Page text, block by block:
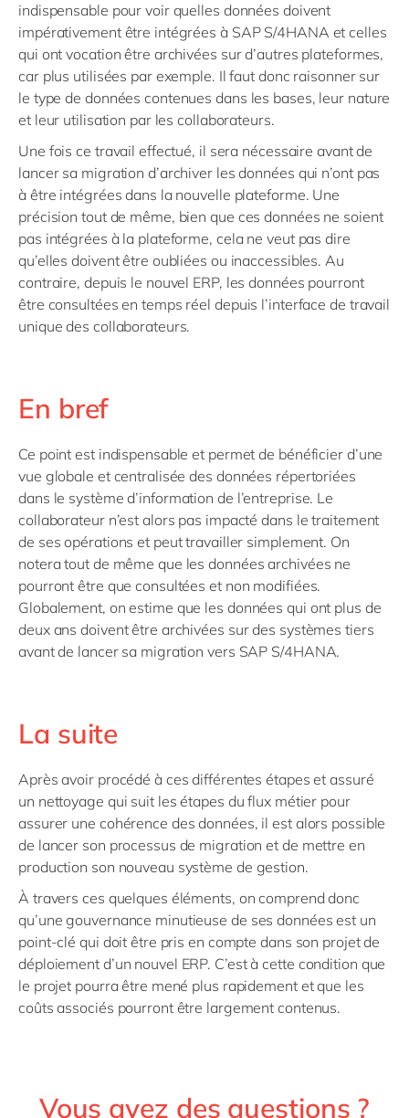
indispensable pour voir quelles données doivent
impérativement être intégrées à SAP S/4HANA et celles
qui ont vocation être archivées sur d’autres plateformes,
car plus utilisées par exemple. Il faut donc raisonner sur
le type de données contenues dans les bases, leur nature
et leur utilisation par les collaborateurs.
Une fois ce travail effectué, il sera nécessaire avant de
lancer sa migration d’archiver les données qui n’ont pas
à être intégrées dans la nouvelle plateforme. Une
précision tout de même, bien que ces données ne soient
pas intégrées à la plateforme, cela ne veut pas dire
qu’elles doivent être oubliées ou inaccessibles. Au
contraire, depuis le nouvel ERP, les données pourront
être consultées en temps réel depuis l’interface de travail
unique des collaborateurs.
En bref
Ce point est indispensable et permet de bénéficier d’une
vue globale et centralisée des données répertoriées
dans le système d’information de l’entreprise. Le
collaborateur n’est alors pas impacté dans le traitement
de ses opérations et peut travailler simplement. On
notera tout de même que les données archivées ne
pourront être que consultées et non modifiées.
Globalement, on estime que les données qui ont plus de
deux ans doivent être archivées sur des systèmes tiers
avant de lancer sa migration vers SAP S/4HANA.
La suite
Après avoir procédé à ces différentes étapes et assuré
un nettoyage qui suit les étapes du flux métier pour
assurer une cohérence des données, il est alors possible
de lancer son processus de migration et de mettre en
production son nouveau système de gestion.
À travers ces quelques éléments, on comprend donc
qu’une gouvernance minutieuse de ses données est un
point-clé qui doit être pris en compte dans son projet de
déploiement d’un nouvel ERP. C’est à cette condition que
le projet pourra être mené plus rapidement et que les
coûts associés pourront être largement contenus.
Vous avez des questions ?